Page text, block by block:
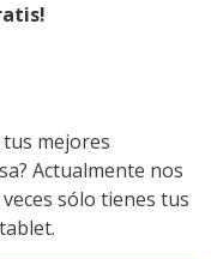
mejores
Actualmente nos
sólo tienes tus